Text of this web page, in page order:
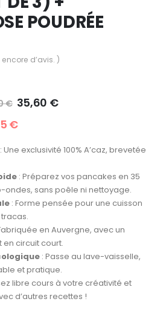
POUDRÉE
encore d’avis. )
€ 35,60 €
€
: Une exclusivité 100% A’caz, brevetée
: Préparez vos pancakes en 35
ondes, sans poêle ni nettoyage.
: Forme pensée pour une cuisson
en Auvergne, avec un
circuit court.
: Passe au lave-vaisselle,
et pratique.
libre cours à votre créativité et
d’autres recettes !